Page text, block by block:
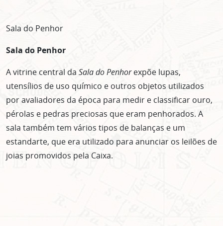
Sala do Penhor
Sala do Penhor
A vitrine central da Sala do Penhorexpõe lupas,
utensílios de uso químico e outros objetos utilizados
por avaliadores da época para medir e classificar ouro,
pérolas e pedras preciosas que eram penhorados. A
sala também tem vários tipos de balanças e um
estandarte, que era utilizado para anunciar os leilões de
joias promovidos pela Caixa.